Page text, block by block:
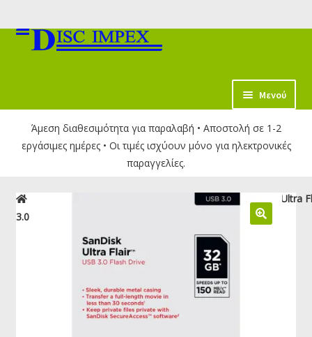
Απευθείας
μετάβαση
Μετάβαση
Μενού
Άμεση διαθεσιμότητα για παραλαβή • Αποστολή σε 1-2
εργάσιμες ημέρες • Οι τιμές ισχύουν μόνο για ηλεκτρονικές
παραγγελίες.
USB 3.0
SanDisk Ultra
3.0 Drive 32GB Blue | SDCZ73-032G-G46B